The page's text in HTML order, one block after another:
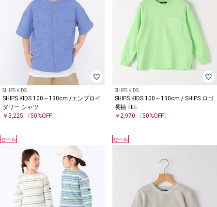
SHIPS KIDS
SHIPS KIDS:100～130cm /エンブロイ
ダリー シャツ
￥5,225 〔50%OFF〕
SHIPS KIDS
SHIPS KIDS:100～130cm / SHIPS ロゴ
長袖 TEE
￥2,970
〔50%OFF〕
セール セール